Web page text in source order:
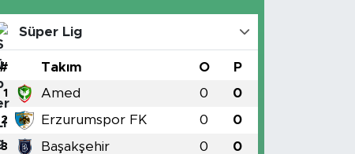
Süper Lig
# Takım O P
1 Amed 0 0
2 Erzurumspor FK 0 0
3 Başakşehir 0 0